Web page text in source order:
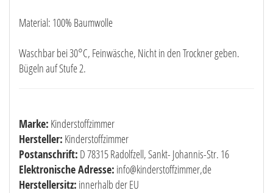
Material: 100% Baumwolle
Waschbar bei 30°C, Feinwäsche, Nicht in den Trockner geben.
Bügeln auf Stufe 2.
Marke: Kinderstoffzimmer
Hersteller: Kinderstoffzimmer
Postanschrift: D 78315 Radolfzell, Sankt- Johannis-Str. 16
Elektronische Adresse: info@kinderstoffzimmer,de
Herstellersitz: innerhalb der EU